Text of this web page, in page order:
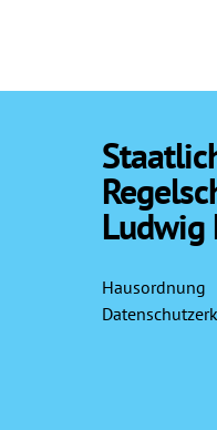
Ludwig
Hausordnung